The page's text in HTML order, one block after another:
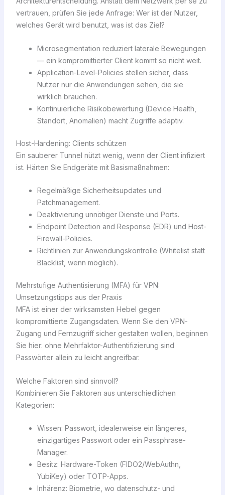
vertrauen, prüfen Sie jede Anfrage: Wer ist der Nutzer,
welches Gerät wird benutzt, was ist das Ziel?
Microsegmentation reduziert laterale Bewegungen
— ein kompromittierter Client kommt so nicht weit.
Application-Level-Policies stellen sicher, dass
Nutzer nur die Anwendungen sehen, die sie
wirklich brauchen.
Kontinuierliche Risikobewertung (Device Health,
Standort, Anomalien) macht Zugriffe adaptiv.
Host-Hardening: Clients schützen
Ein sauberer Tunnel nützt wenig, wenn der Client infiziert
ist. Härten Sie Endgeräte mit Basismaßnahmen:
Regelmäßige Sicherheitsupdates und
Patchmanagement.
Deaktivierung unnötiger Dienste und Ports.
Endpoint Detection and Response (EDR) und Host-
Firewall-Policies.
Richtlinien zur Anwendungskontrolle (Whitelist statt
Blacklist, wenn möglich).
Mehrstufige Authentisierung (MFA) für VPN:
Umsetzungstipps aus der Praxis
MFA ist einer der wirksamsten Hebel gegen
kompromittierte Zugangsdaten. Wenn Sie den VPN-
Zugang und Fernzugriff sicher gestalten wollen, beginnen
Sie hier: ohne Mehrfaktor-Authentifizierung sind
Passwörter allein zu leicht angreifbar.
Welche Faktoren sind sinnvoll?
Kombinieren Sie Faktoren aus unterschiedlichen
Kategorien:
Wissen: Passwort, idealerweise ein längeres,
einzigartiges Passwort oder ein Passphrase-
Manager.
Besitz: Hardware-Token (FIDO2/WebAuthn,
YubiKey) oder TOTP-Apps.
Inhärenz: Biometrie, wo datenschutz- und